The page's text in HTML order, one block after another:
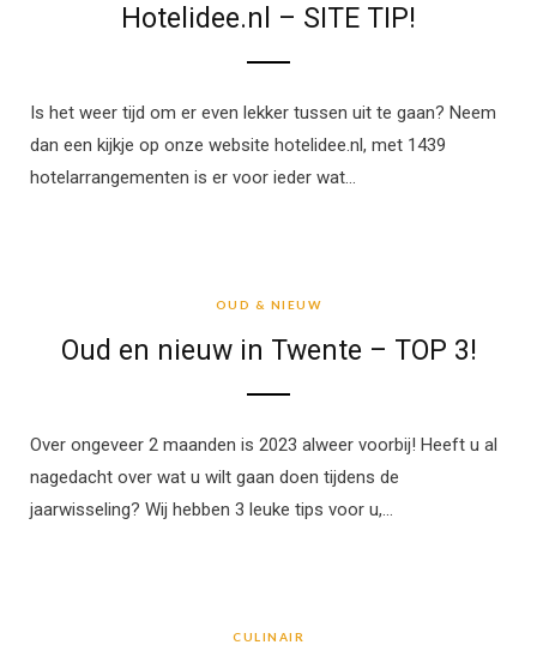
Hotelidee.nl – SITE TIP!
Is het weer tijd om er even lekker tussen uit te gaan? Neem
dan een kijkje op onze website hotelidee.nl, met 1439
hotelarrangementen is er voor ieder wat…
OUD & NIEUW
Oud en nieuw in Twente – TOP 3!
Over ongeveer 2 maanden is 2023 alweer voorbij! Heeft u al
nagedacht over wat u wilt gaan doen tijdens de
jaarwisseling? Wij hebben 3 leuke tips voor u,…
CULINAIR